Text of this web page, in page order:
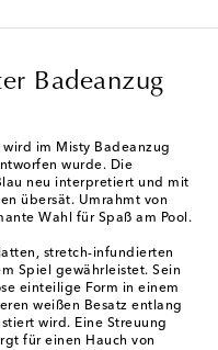
Badeanzug
wird im Misty Badeanzug
wurde. Die
neu interpretiert und mit
übersät. Umrahmt von
Wahl für Spaß am Pool.
stretch-infundierten
Spiel gewährleistet. Sein
einteilige Form in einem
weißen Besatz entlang
wird. Eine Streuung
für einen Hauch von